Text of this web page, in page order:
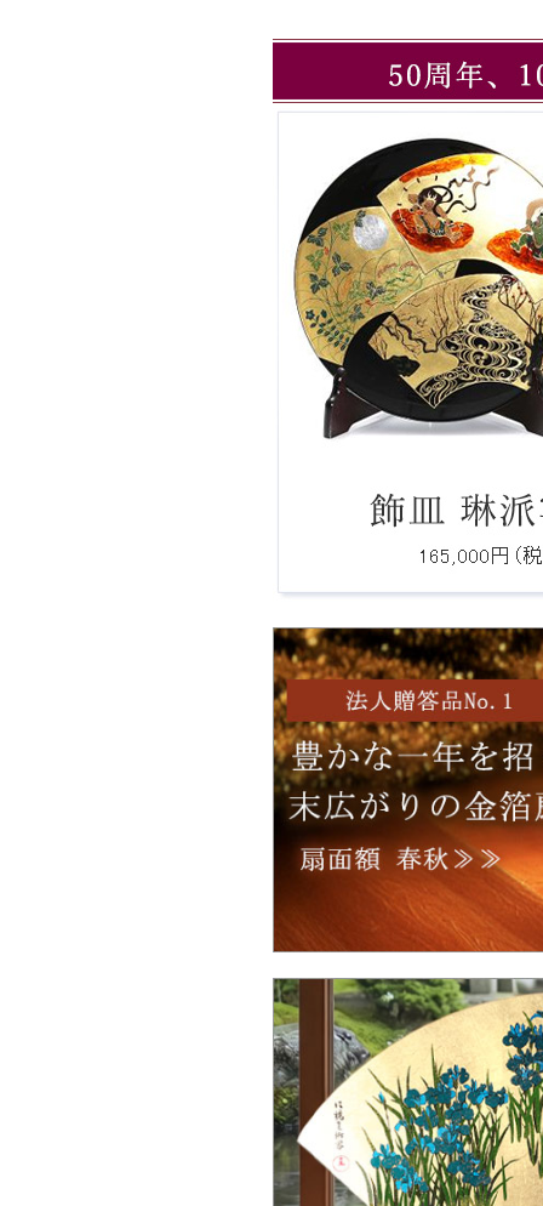
Ｑ：必要なロゴデータの形式を教えてく
さい。
Ｑ：費用、期間はどれぐらいですか？
Ｑ：ロゴをもとにしたオリジナルデザイ
は製作可能ですか？
Ｑ：品切れの商品は、いつ頃入荷予定で
か。
Ｑ：100個以上の大量注文は可能ですか
Ｑ：ロゴをもとにしたオリジナルデザイ
は製作可能ですか？